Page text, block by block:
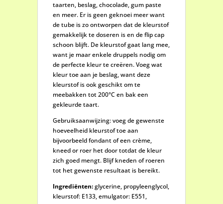
taarten, beslag, chocolade, gum paste
en meer. Er is geen geknoei meer want
de tube is zo ontworpen dat de kleurstof
gemakkelijk te doseren is en de flip cap
schoon blijft. De kleurstof gaat lang mee,
want je maar enkele druppels nodig om
de perfecte kleur te creëren. Voeg wat
kleur toe aan je beslag, want deze
kleurstof is ook geschikt om te
meebakken tot 200°C en bak een
gekleurde taart.
Gebruiksaanwijzing: voeg de gewenste
hoeveelheid kleurstof toe aan
bijvoorbeeld fondant of een crème,
kneed or roer het door totdat de kleur
zich goed mengt. Blijf kneden of roeren
tot het gewenste resultaat is bereikt.
Ingrediënten:glycerine, propyleenglycol,
kleurstof: E133, emulgator: E551,